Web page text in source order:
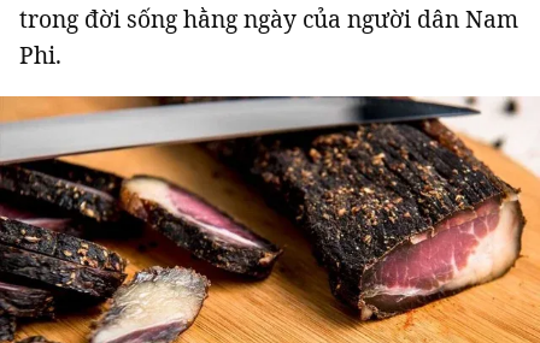
Hotline
Quảng cáo RSS Tòa soạn Chính sách bảo
Tổng biên tập: Nguyễn Ngọc Toàn
Phó tổng biên tập: Hải Thành
Ủy viên Ban biên tập - Tổng Thư ký tòa soạn: Trần Việt Hưng
Giấy phép xuất bản số 110/GP - BTTTT cấp ngày 24.3.2020
© 2003-2026 Bản quyền thuộc về Báo Thanh Niên. Cấm sao chép
dưới mọi hình thức nếu không có sự chấp thuận bằng văn bản.
Phát triển bởi ePi Technologies, JSC.
trong đời sống hằng ngày của người dân Nam
Phi.